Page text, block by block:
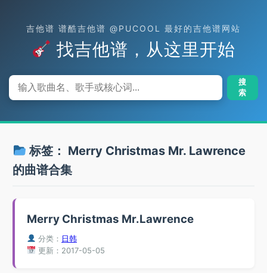
吉他谱 谱酷吉他谱 @PUCOOL 最好的吉他谱网站
找吉他谱，从这里开始
搜
索
标签： Merry Christmas Mr. Lawrence
的曲谱合集
Merry Christmas Mr.Lawrence
分类： 日韩
更新：2017-05-05